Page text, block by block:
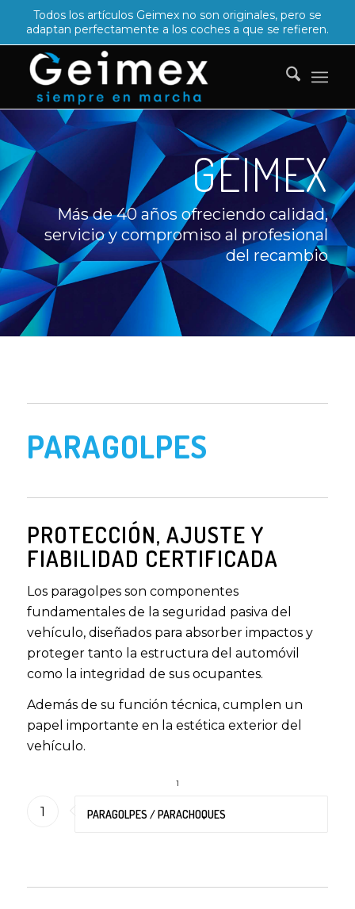
Todos los artículos Geimex no son originales, pero se
adaptan perfectamente a los coches a que se refieren.
GEIMEX
Más de 40 años ofreciendo calidad,
servicio y compromiso al profesional
del recambio
PARAGOLPES
PROTECCIÓN, AJUSTE Y
FIABILIDAD CERTIFICADA
Los paragolpes son componentes
fundamentales de la seguridad pasiva del
vehículo, diseñados para absorber impactos y
proteger tanto la estructura del automóvil
como la integridad de sus ocupantes.
Además de su función técnica, cumplen un
papel importante en la estética exterior del
vehículo.
1
1 PARAGOLPES / PARACHOQUES